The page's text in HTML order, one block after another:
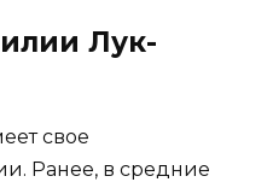
Лук-
свое
Ранее, в средние